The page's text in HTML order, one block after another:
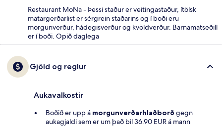
Restaurant MoNa - Þessi staður er veitingastaður, ítölsk
matargerðarlist er sérgrein staðarins og í boði eru
morgunverður, hádegisverður og kvöldverður. Barnamatseðill
er í boði. Opið daglega
Gjöld og reglur
Aukavalkostir
Boðið er upp á morgunverðarhlaðborð gegn
aukagjaldi sem er um það bil 36.90 EUR á mann